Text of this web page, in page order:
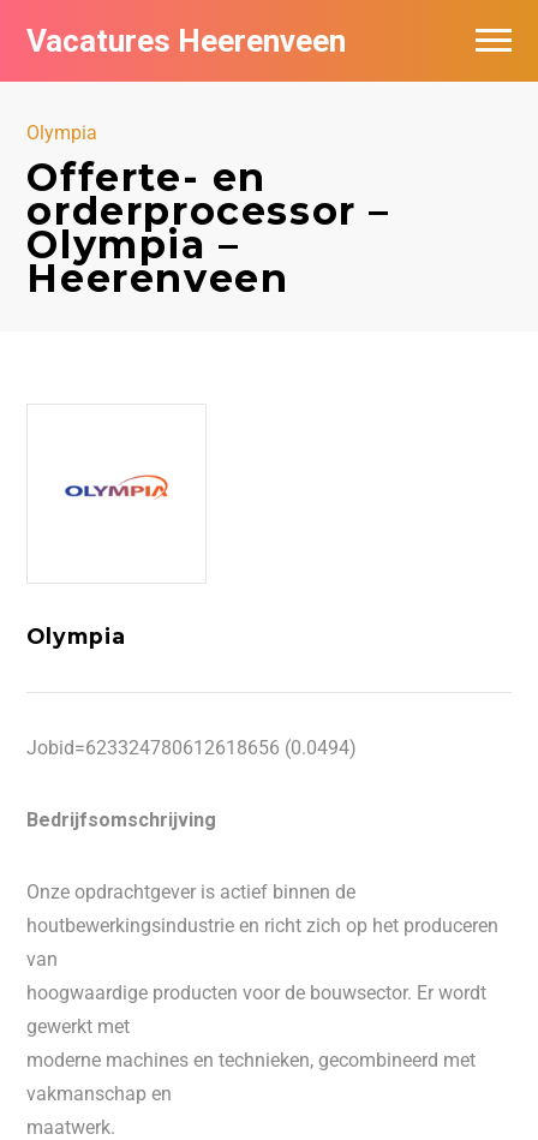
Vacatures Heerenveen
Olympia
Offerte- en
orderprocessor –
Olympia –
Heerenveen
Olympia
Jobid=623324780612618656 (0.0494)
Bedrijfsomschrijving
Onze opdrachtgever is actief binnen de
houtbewerkingsindustrie en richt zich op het produceren
van
hoogwaardige producten voor de bouwsector. Er wordt
gewerkt met
moderne machines en technieken, gecombineerd met
vakmanschap en
maatwerk.
Vacatures per bedrijf
De populairste vacatures in Heerenveen
Nieuwsbrief feed